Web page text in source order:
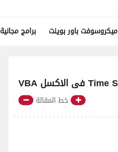
ميكروسوفت باور بوينت برامج مجانية
خط المقالة